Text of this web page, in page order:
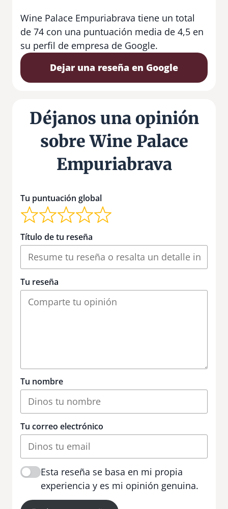
Wine Palace Empuriabrava tiene un total
de 74 con una puntuación media de 4,5 en
su perfil de empresa de Google.
Dejar una reseña en Google
Déjanos una opinión
sobre Wine Palace
Empuriabrava
Tu puntuación global
Título de tu reseña
Tu reseña
Tu nombre
Tu correo electrónico
Esta reseña se basa en mi propia
experiencia y es mi opinión genuina.